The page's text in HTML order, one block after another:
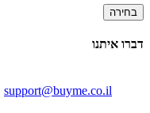
בחירה
דברו איתנו
support@buyme.co.il